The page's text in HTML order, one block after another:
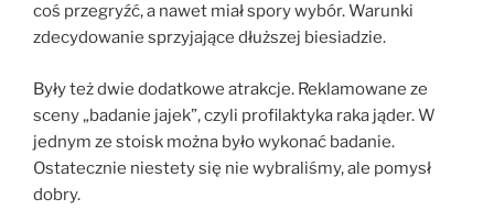
coś przegryźć, a nawet miał spory wybór. Warunki
zdecydowanie sprzyjające dłuższej biesiadzie.
Były też dwie dodatkowe atrakcje. Reklamowane ze
sceny „badanie jajek”, czyli profilaktyka raka jąder. W
jednym ze stoisk można było wykonać badanie.
Ostatecznie niestety się nie wybraliśmy, ale pomysł
dobry.